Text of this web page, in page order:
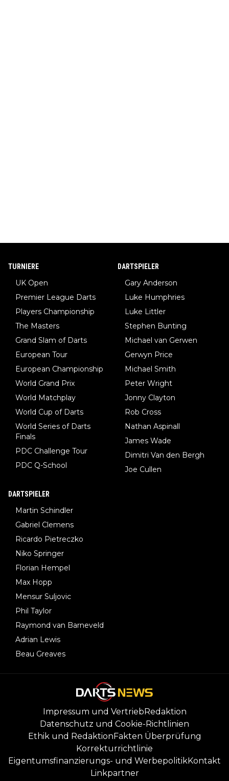
TURNIERE
UK Open
Premier League Darts
Players Championship
The Masters
Grand Slam of Darts
European Tour
European Championship
World Grand Prix
World Matchplay
World Cup of Darts
World Series of Darts
Finals
PDC Challenge Tour
PDC Q-School
DARTSPIELER
Gary Anderson
Luke Humphries
Luke Littler
Stephen Bunting
Michael van Gerwen
Gerwyn Price
Michael Smith
Peter Wright
Jonny Clayton
Rob Cross
Nathan Aspinall
James Wade
Dimitri Van den Bergh
Joe Cullen
DARTSPIELER
Martin Schindler
Gabriel Clemens
Ricardo Pietreczko
Niko Springer
Florian Hempel
Max Hopp
Mensur Suljovic
Phil Taylor
Raymond van Barneveld
Adrian Lewis
Beau Greaves
Impressum und VertriebRedaktion
Datenschutz und Cookie-Richtlinien
Ethik und RedaktionFakten Überprüfung
Korrekturrichtlinie
Eigentumsfinanzierungs- und WerbepolitikKontakt
Linkpartner